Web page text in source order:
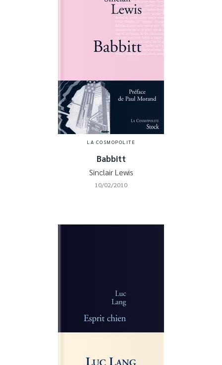
LA COSMOPOLITE
Babbitt
Sinclair Lewis
10/02/2010